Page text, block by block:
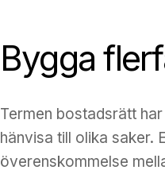
Bygga
Termen bostadsrätt
hänvisa till olika saker.
överenskommelse